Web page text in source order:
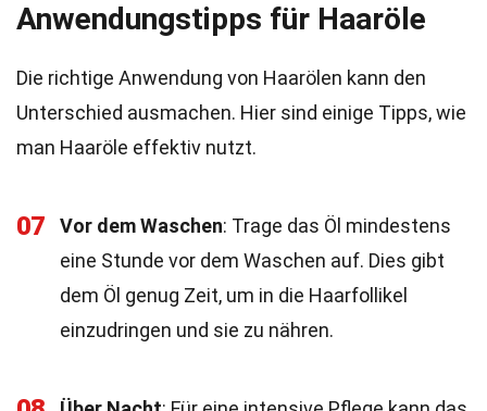
Anwendungstipps für Haaröle
Die richtige Anwendung von Haarölen kann den
Unterschied ausmachen. Hier sind einige Tipps, wie
man Haaröle effektiv nutzt.
07 Vor dem Waschen: Trage das Öl mindestens
eine Stunde vor dem Waschen auf. Dies gibt
dem Öl genug Zeit, um in die Haarfollikel
einzudringen und sie zu nähren.